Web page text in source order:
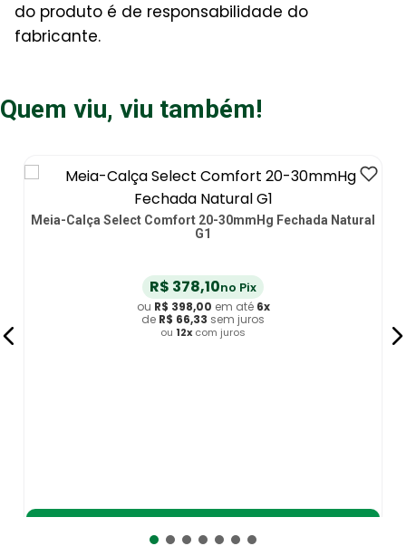
do produto é de responsabilidade do
fabricante.
Quem viu, viu também!
Meia 3/4 Select Comfort Premium Sigvaris - 20-30mmHg
- Natural - Fechada - P2
R$283,10 no Pix
ou R$ 298, 00em até
de R$ 49 66sem juros
ou12xcom juros